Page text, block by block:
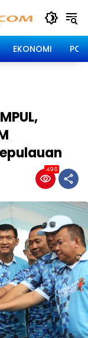
EKONOMI
496